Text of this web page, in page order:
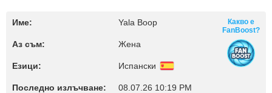
Име: Yala Boop
Аз съм: Жена
Езици: Испански
Последно излъчване: 08.07.26 10:19 PM
Какво е
FanBoost?